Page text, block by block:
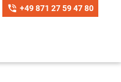
+49 871 27 59 47 80